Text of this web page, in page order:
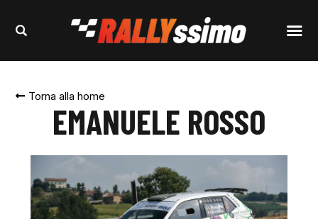
Torna alla home
EMANUELE ROSSO